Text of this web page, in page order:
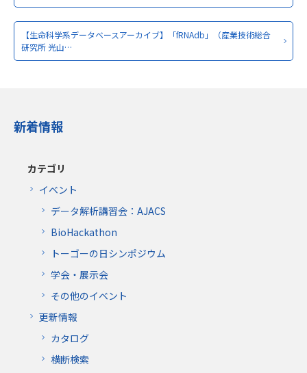
【生命科学系データベースアーカイブ】「fRNAdb」（産業技術総合
研究所 光山…
新着情報
カテゴリ
イベント
データ解析講習会：AJACS
BioHackathon
トーゴーの日シンポジウム
学会・展示会
その他のイベント
更新情報
カタログ
横断検索